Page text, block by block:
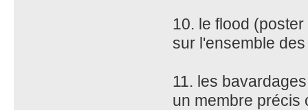
10. le flood
sur l'ensemble
11. les
un membre précis